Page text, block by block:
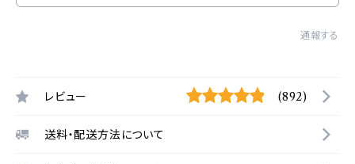
通報する
レビュー (892)
送料・配送方法について